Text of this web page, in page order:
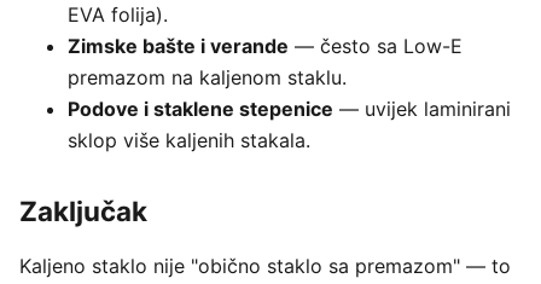
EVA folija).
Zimske bašte i verande — često sa Low-E
premazom na kaljenom staklu.
Podove i staklene stepenice — uvijek laminirani
sklop više kaljenih stakala.
Zaključak
Kaljeno staklo nije "obično staklo sa premazom" — to